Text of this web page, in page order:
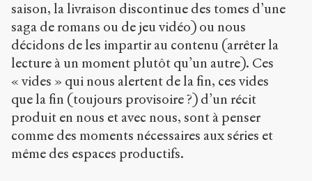
saison, la livraison discontinue des tomes d’une
saga de romans ou de jeu vidéo) ou nous
décidons de les impartir au contenu (arrêter la
lecture à un moment plutôt qu’un autre). Ces
« vides » qui nous alertent de la fin, ces vides
que la fin (toujours provisoire ?) d’un récit
produit en nous et avec nous, sont à penser
comme des moments nécessaires aux séries et
même des espaces productifs.